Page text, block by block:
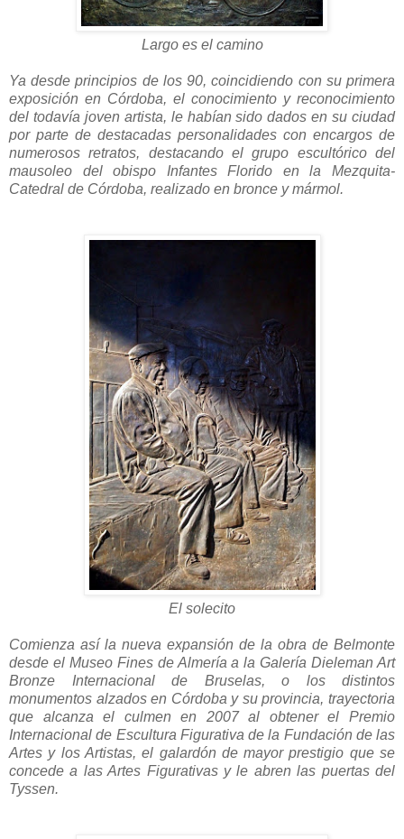
Largo es el camino
Ya desde principios de los 90, coincidiendo con su primera
exposición en Córdoba, el conocimiento y reconocimiento
del todavía joven artista, le habían sido dados en su ciudad
por parte de destacadas personalidades con encargos de
numerosos retratos, destacando el grupo escultórico del
mausoleo del obispo Infantes Florido en la Mezquita-
Catedral de Córdoba, realizado en bronce y mármol.
El solecito
Comienza así la nueva expansión de la obra de Belmonte
desde el Museo Fines de Almería a la Galería Dieleman Art
Bronze Internacional de Bruselas, o los distintos
monumentos alzados en Córdoba y su provincia, trayectoria
que alcanza el culmen en 2007 al obtener el Premio
Internacional de Escultura Figurativa de la Fundación de las
Artes y los Artistas, el galardón de mayor prestigio que se
concede a las Artes Figurativas y le abren las puertas del
Tyssen.